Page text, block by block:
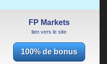
FP Markets
lien vers le site
100% de bonus